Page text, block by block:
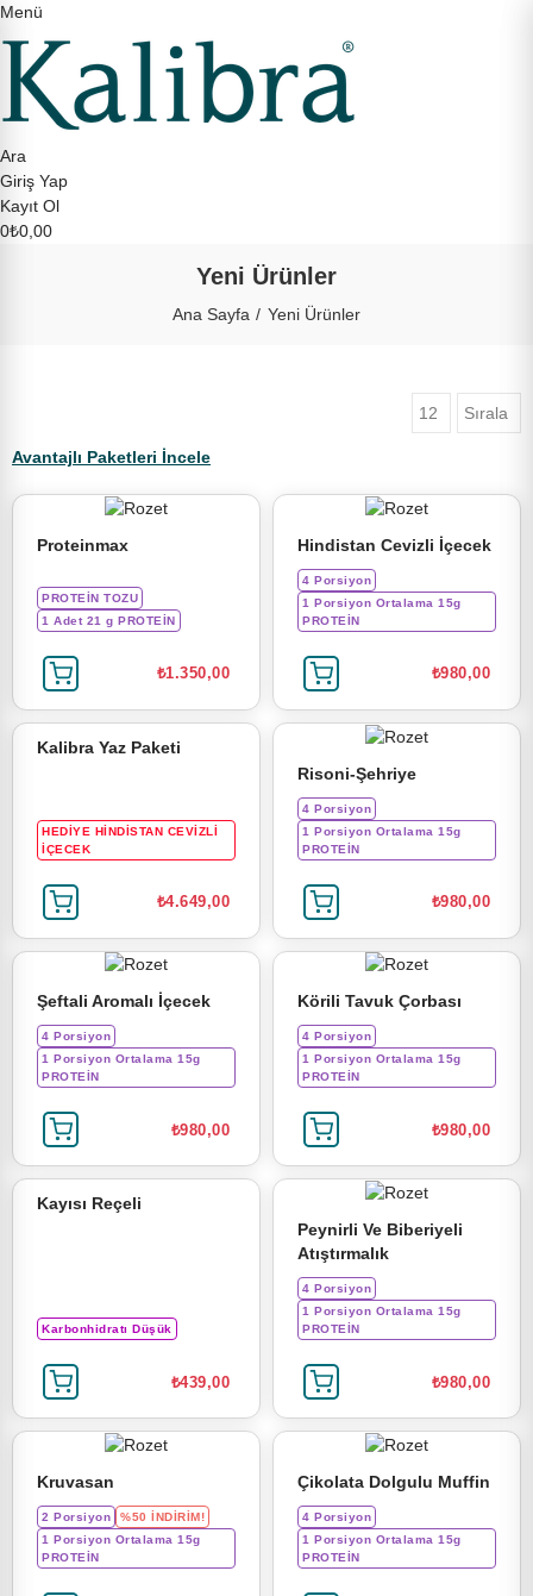
Menü
Ara
Giriş Yap
Kayıt Ol
0₺0,00
Yeni Ürünler
Ana Sayfa Yeni Ürünler
12 Sırala
Avantajlı Paketleri İncele
Proteinmax
PROTEİN TOZU
1 Adet 21 g PROTEİN
₺1.350,00
Hindistan Cevizli İçecek
4 Porsiyon
1 Porsiyon Ortalama 15g
PROTEİN
₺980,00
Kalibra Yaz Paketi
HEDİYE HİNDİSTAN CEVİZLİ
İÇECEK
₺4.649,00
Risoni-Şehriye
4 Porsiyon
1 Porsiyon Ortalama 15g
PROTEİN
₺980,00
Şeftali Aromalı İçecek
4 Porsiyon
1 Porsiyon Ortalama 15g
PROTEİN
₺980,00
Körili Tavuk Çorbası
4 Porsiyon
1 Porsiyon Ortalama 15g
PROTEİN
₺980,00
Kayısı Reçeli
Karbonhidratı Düşük
₺439,00
Peynirli Ve Biberiyeli
Atıştırmalık
4 Porsiyon
1 Porsiyon Ortalama 15g
PROTEİN
₺980,00
Kruvasan
2 Porsiyon
%50 İNDİRİM!
1 Porsiyon Ortalama 15g
PROTEİN
Çikolata Dolgulu Muffin
4 Porsiyon
1 Porsiyon Ortalama 15g
PROTEİN
Proteinli Gıdalar ve İçecekler
Hazır Paketler
Takviyeleri